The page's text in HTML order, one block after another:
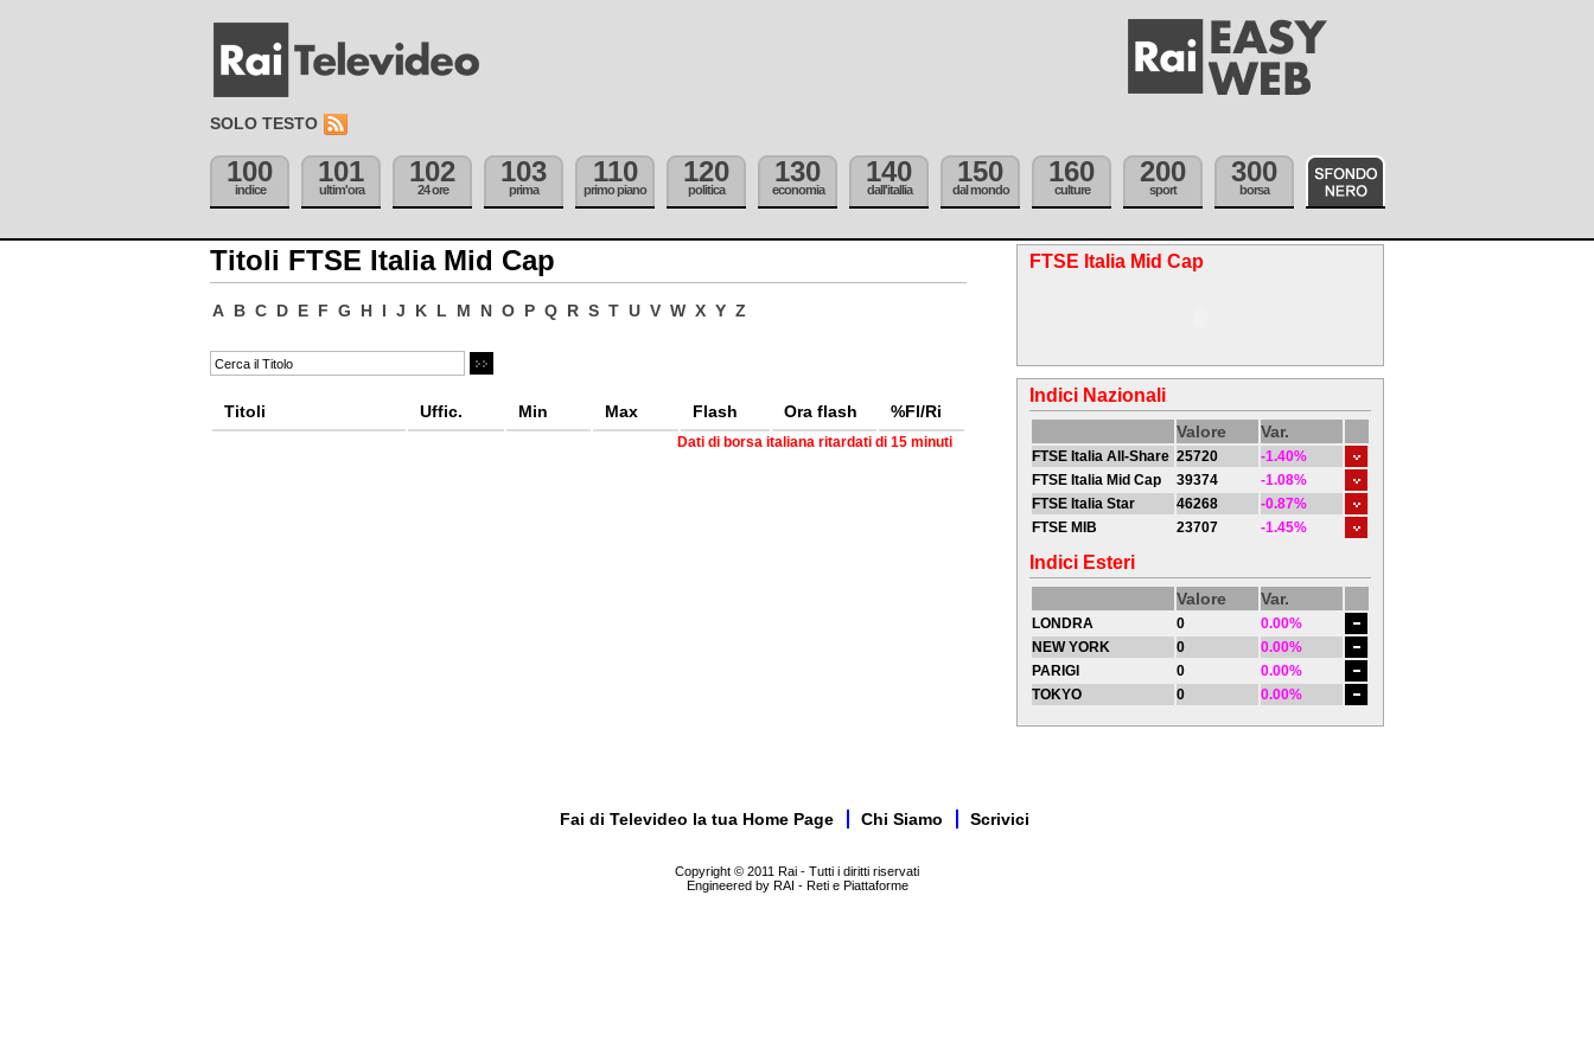
SOLO TESTO
100
indice
101
ultim'ora
102
24 ore
103
prima
110
primo piano
120
politica
130
economia
140
dall'itallia
150
dal mondo
160
culture
200
sport
300
borsa
Titoli FTSE Italia Mid Cap
A B C D E F G H I J K L M N O P Q R S T U V W X Y Z
Titoli Uffic. Min Max Flash Ora flash %Fl/Ri
Dati di borsa italiana ritardati di 15 minuti
FTSE Italia Mid Cap
Indici Nazionali
Valore Var.
FTSE Italia All-Share 25720
-1.40%
FTSE Italia Mid Cap
39374
-1.08%
FTSE Italia Star
46268
-0.87%
FTSE MIB
23707 -1.45%
Indici Esteri
Valore Var.
LONDRA 0
0.00%
NEW YORK
0
0.00%
PARIGI
0
0.00%
TOKYO
0 0.00%
Fai di Televideo la tua Home Page Chi Siamo Scrivici
Copyright © 2011 Rai - Tutti i diritti riservati
Engineered by RAI - Reti e Piattaforme